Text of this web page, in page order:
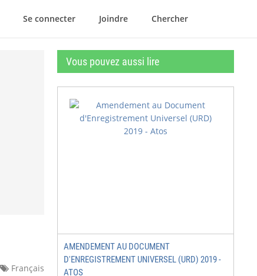
Se connecter Joindre Chercher
Français
Vous pouvez aussi lire
AMENDEMENT AU DOCUMENT
D'ENREGISTREMENT UNIVERSEL (URD) 2019 -
ATOS